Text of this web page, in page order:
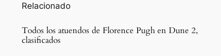
Relacionado
Todos los atuendos de Florence Pugh en Dune 2,
clasificados